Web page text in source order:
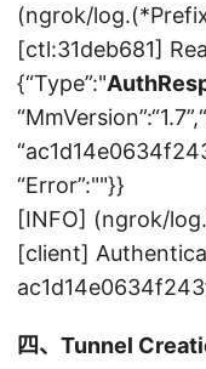
(ngrok/
[ctl:31deb681]
{“Type”:"
“Error”:""}}
[INFO] (ngrok/
[client]
四、Tunnel